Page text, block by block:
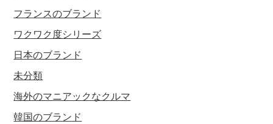
フランスのブランド
ワクワク度シリーズ
日本のブランド
未分類
海外のマニアックなクルマ
韓国のブランド